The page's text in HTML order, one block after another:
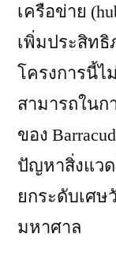
เครือข่าย
เพิ่มประสิท
โครงการนี้ไ
สามารถในก
ของ
ปัญหาสิ่งแวด
ยกระดับเศ
มหาศาล